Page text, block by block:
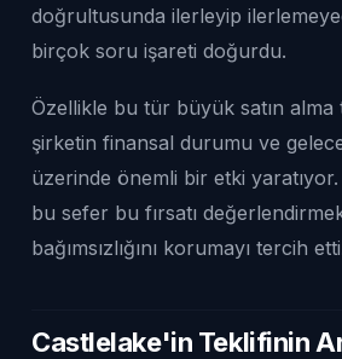
doğrultusunda ilerleyip
birçok soru işareti doğurdu.
Özellikle bu tür büyük satın alma
şirketin finansal durumu ve
üzerinde önemli bir etki
bu sefer bu fırsatı
bağımsızlığını korumayı tercih
Castlelake'in Teklifinin